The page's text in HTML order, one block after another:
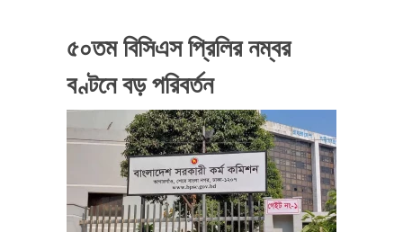
৫০তম বিসিএস প্রিলির নম্বর
বণ্টনে বড় পরিবর্তন